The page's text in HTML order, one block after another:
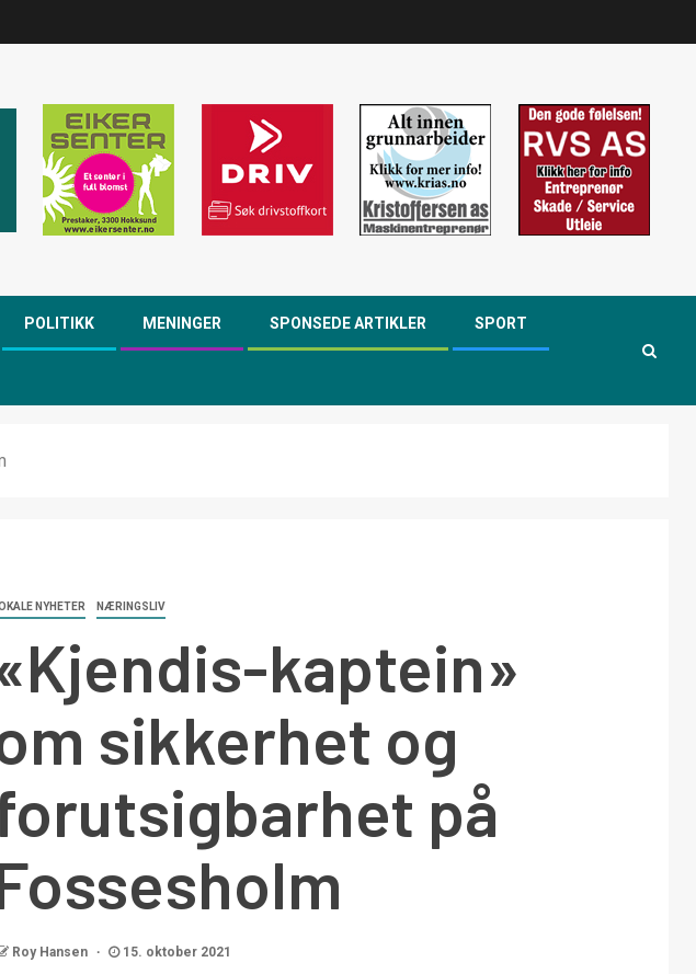
POLITIKK MENINGER SPONSEDE ARTIKLER SPORT
NYHETER NÆRINGSLIV
kaptein»
sikkerhet og
på
Roy Hansen 15. oktober 2021